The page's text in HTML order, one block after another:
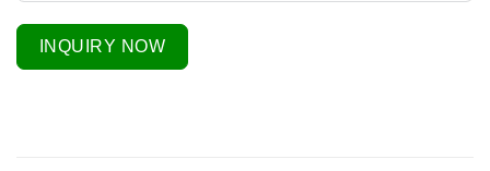
INQUIRY NOW